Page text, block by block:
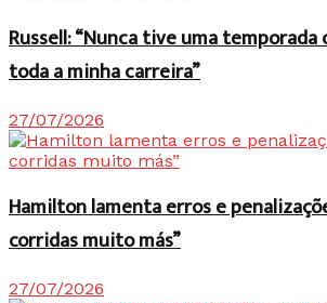
Russell: “Nunca tive uma temporada
toda a minha carreira”
27/07/2026
Hamilton lamenta erros e
corridas muito más”
27/07/2026